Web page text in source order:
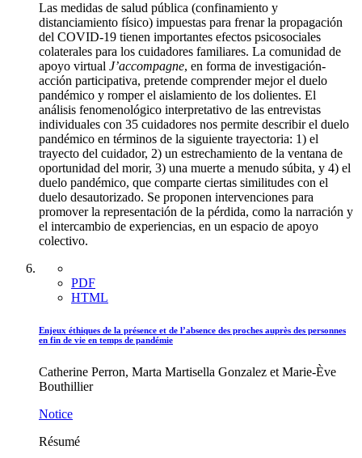
Las medidas de salud pública (confinamiento y
distanciamiento físico) impuestas para frenar la propagación
del COVID-19 tienen importantes efectos psicosociales
colaterales para los cuidadores familiares. La comunidad de
apoyo virtual J’accompagne, en forma de investigación-
acción participativa, pretende comprender mejor el duelo
pandémico y romper el aislamiento de los dolientes. El
análisis fenomenológico interpretativo de las entrevistas
individuales con 35 cuidadores nos permite describir el duelo
pandémico en términos de la siguiente trayectoria: 1) el
trayecto del cuidador, 2) un estrechamiento de la ventana de
oportunidad del morir, 3) una muerte a menudo súbita, y 4) el
duelo pandémico, que comparte ciertas similitudes con el
duelo desautorizado. Se proponen intervenciones para
promover la representación de la pérdida, como la narración y
el intercambio de experiencias, en un espacio de apoyo
colectivo.
PDF
HTML
Enjeux éthiques de la présence et de l’absence des proches auprès des personnes
en fin de vie en temps de pandémie
Catherine Perron, Marta Martisella Gonzalez et Marie-Ève
Bouthillier
Notice
Résumé